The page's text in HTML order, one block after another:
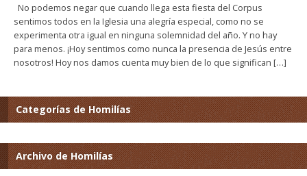
No podemos negar que cuando llega esta fiesta del Corpus
sentimos todos en la Iglesia una alegría especial, como no se
experimenta otra igual en ninguna solemnidad del año. Y no hay
para menos. ¡Hoy sentimos como nunca la presencia de Jesús entre
nosotros! Hoy nos damos cuenta muy bien de lo que significan […]
Categorías de Homilías
Archivo de Homilías